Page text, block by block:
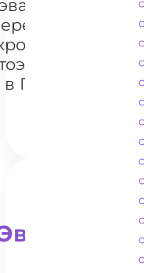
и
в Гигирёво